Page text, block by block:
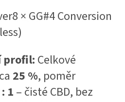
× GG#4 Conversion
profil: Celkové
25 %, poměr
1 – čisté CBD, bez